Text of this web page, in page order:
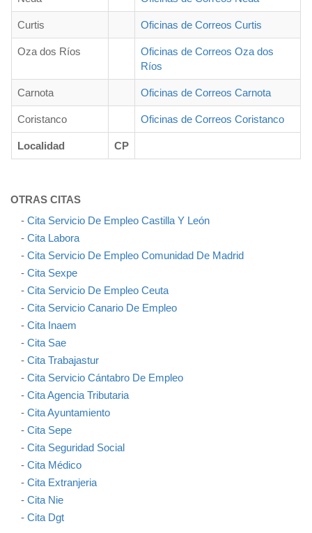
Curtis Oficinas de Correos Curtis
Oza dos Ríos
Oficinas de Correos Oza dos
Ríos
Carnota Oficinas de Correos Carnota
Coristanco Oficinas de Correos Coristanco
Localidad CP
OTRAS CITAS
- Cita Servicio De Empleo Castilla Y León
- Cita Labora
- Cita Servicio De Empleo Comunidad De Madrid
- Cita Sexpe
- Cita Servicio De Empleo Ceuta
- Cita Servicio Canario De Empleo
- Cita Inaem
- Cita Sae
- Cita Trabajastur
- Cita Servicio Cántabro De Empleo
- Cita Agencia Tributaria
- Cita Ayuntamiento
- Cita Sepe
- Cita Seguridad Social
- Cita Médico
- Cita Extranjeria
- Cita Nie
- Cita Dgt